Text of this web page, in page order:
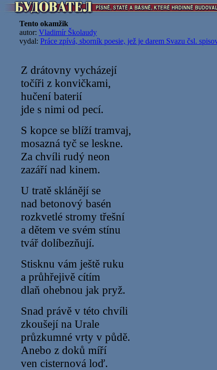
Tento okamžik
autor: Vladimír Školaudy
vydal: Práce zpívá, sborník poesie, jež je darem Svazu čsl.
Z drátovny vycházejí
točíři z konvičkami,
hučení baterií
jde s nimi od pecí.
S kopce se blíží tramvaj,
mosazná tyč se leskne.
Za chvíli rudý neon
zazáří nad kinem.
U tratě sklánějí se
nad betonový basén
rozkvetlé stromy třešní
a dětem ve svém stínu
tvář dolíbezňují.
Stisknu vám ještě ruku
a průhřejivě cítím
dlaň ohebnou jak pryž.
Snad právě v této chvíli
zkoušejí na Urale
průzkumné vrty v půdě.
Anebo z doků míří
ven cisternová loď.